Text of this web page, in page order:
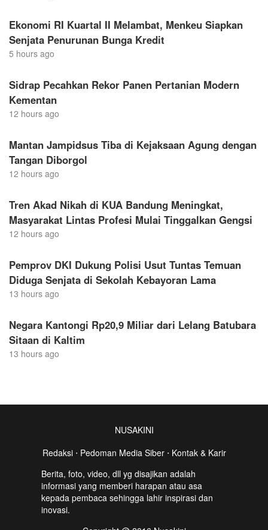
Ekonomi RI Kuartal II Melambat, Menkeu Siapkan
Senjata Penurunan Bunga Kredit
5 hours ago
Sidrap Pecahkan Rekor Panen Pertanian Modern
Kementan
12 hours ago
Mantan Jampidsus Tiba di Kejaksaan Agung dengan
Tangan Diborgol
12 hours ago
Tren Akad Nikah di KUA Bandung Meningkat,
Masyarakat Lintas Profesi Mulai Tinggalkan Gengsi
12 hours ago
Pemprov DKI Dukung Polisi Usut Tuntas Temuan
Diduga Senjata di Sekolah Kebayoran Lama
13 hours ago
Negara Kantongi Rp20,9 Miliar dari Lelang Batubara
Sitaan di Kaltim
13 hours ago
NUSAKINI
Redaksi⋅ Pedoman Media Siber⋅ Kontak & Karir
Berita, foto, video, dll yg disajikan adalah
informasi yang memberi harapan atau asa
kepada pembaca sehingga lahir inspirasi dan
inovasi.